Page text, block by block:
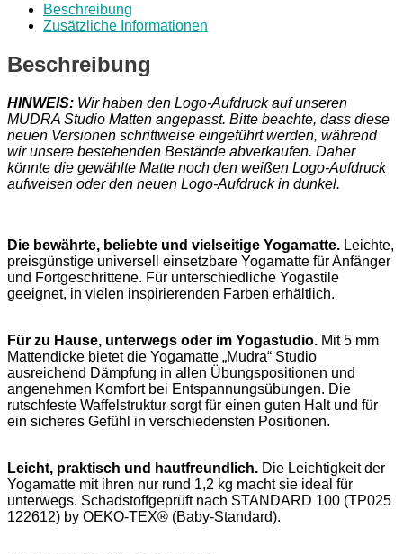
Beschreibung
Zusätzliche Informationen
Beschreibung
HINWEIS: Wir haben den Logo-Aufdruck auf unseren
MUDRA Studio Matten angepasst. Bitte beachte, dass diese
neuen Versionen schrittweise eingeführt werden, während
wir unsere bestehenden Bestände abverkaufen. Daher
könnte die gewählte Matte noch den weißen Logo-Aufdruck
aufweisen oder den neuen Logo-Aufdruck in dunkel.
Die bewährte, beliebte und vielseitige Yogamatte. Leichte,
preisgünstige universell einsetzbare Yogamatte für Anfänger
und Fortgeschrittene. Für unterschiedliche Yogastile
geeignet, in vielen inspirierenden Farben erhältlich.
Für zu Hause, unterwegs oder im Yogastudio. Mit 5 mm
Mattendicke bietet die Yogamatte „Mudra“ Studio
ausreichend Dämpfung in allen Übungspositionen und
angenehmen Komfort bei Entspannungsübungen. Die
rutschfeste Waffelstruktur sorgt für einen guten Halt und für
ein sicheres Gefühl in verschiedensten Positionen.
Leicht, praktisch und hautfreundlich. Die Leichtigkeit der
Yogamatte mit ihren nur rund 1,2 kg macht sie ideal für
unterwegs. Schadstoffgeprüft nach STANDARD 100 (TP025
122612) by OEKO-TEX® (Baby-Standard).